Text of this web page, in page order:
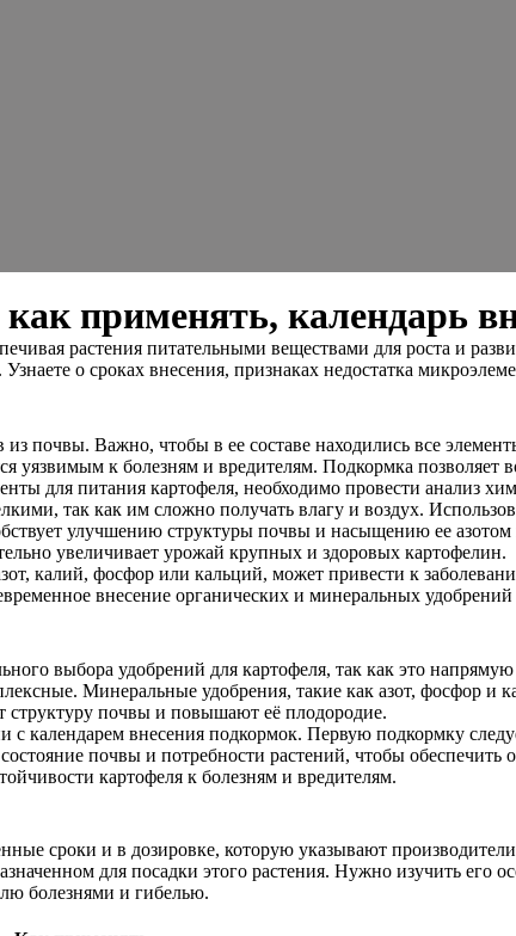
применять, календарь
растения питательными веществами для роста и
о сроках внесения, признаках недостатка
почвы. Важно, чтобы в ее составе находились все
уязвимым к болезням и вредителям. Подкормка позволяет
для питания картофеля, необходимо провести анализ
так как им сложно получать влагу и воздух.
улучшению структуры почвы и насыщению ее
увеличивает урожай крупных и здоровых картофелин.
калий, фосфор или кальций, может привести к
внесение органических и минеральных
выбора удобрений для картофеля, так как это
Минеральные удобрения, такие как азот, фосфор и
структуру почвы и повышают её плодородие.
с календарем внесения подкормок. Первую подкормку
почвы и потребности растений, чтобы
картофеля к болезням и вредителям.
сроки и в дозировке, которую указывают
для посадки этого растения. Нужно изучить его
болезнями и гибелью.